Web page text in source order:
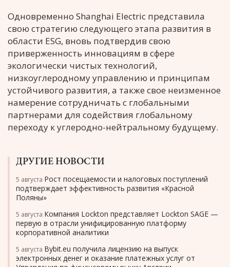
Одновременно Shanghai Electric представила
свою стратегию следующего этапа развития в
области ESG, вновь подтвердив свою
приверженность инновациям в сфере
экологически чистых технологий,
низкоуглеродному управлению и принципам
устойчивого развития, а также свое неизменное
намерение сотрудничать с глобальными
партнерами для содействия глобальному
переходу к углеродно-нейтральному будущему.
ДРУГИЕ НОВОСТИ
5 августа Рост посещаемости и налоговых поступлений
подтверждает эффективность развития «Красной
Поляны»
5 августа Компания Lockton представляет Lockton SAGE —
первую в отрасли унифицированную платформу
корпоративной аналитики
5 августа Bybit.eu получила лицензию на выпуск
электронных денег и оказание платежных услуг от